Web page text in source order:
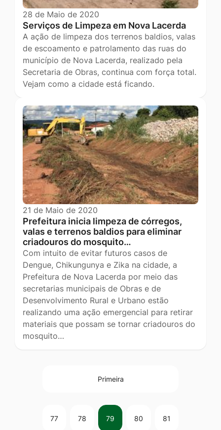
28 de Maio de 2020
Serviços de Limpeza em Nova Lacerda
A ação de limpeza dos terrenos baldios, valas
de escoamento e patrolamento das ruas do
município de Nova Lacerda, realizado pela
Secretaria de Obras, continua com força total.
Vejam como a cidade está ficando.
21 de Maio de 2020
Prefeitura inicia limpeza de córregos,
valas e terrenos baldios para eliminar
criadouros do mosquito…
Com intuito de evitar futuros casos de
Dengue, Chikungunya e Zika na cidade, a
Prefeitura de Nova Lacerda por meio das
secretarias municipais de Obras e de
Desenvolvimento Rural e Urbano estão
realizando uma ação emergencial para retirar
materiais que possam se tornar criadouros do
mosquito…
Primeira
77 78 79 80 81